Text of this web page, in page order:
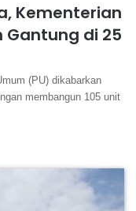
Kementerian
Gantung di 25
(PU) dikabarkan
membangun 105 unit